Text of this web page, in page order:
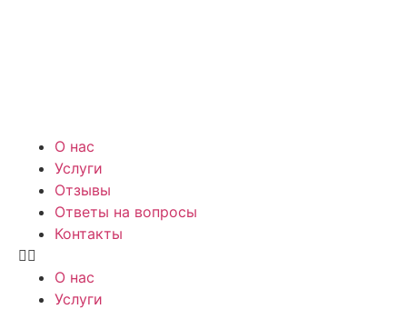
О нас
Услуги
Отзывы
Ответы на вопросы
Контакты
О нас
Услуги